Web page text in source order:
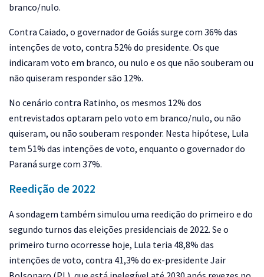
branco/nulo.
Contra Caiado, o governador de Goiás surge com 36% das
intenções de voto, contra 52% do presidente. Os que
indicaram voto em branco, ou nulo e os que não souberam ou
não quiseram responder são 12%.
No cenário contra Ratinho, os mesmos 12% dos
entrevistados optaram pelo voto em branco/nulo, ou não
quiseram, ou não souberam responder. Nesta hipótese, Lula
tem 51% das intenções de voto, enquanto o governador do
Paraná surge com 37%.
Reedição de 2022
A sondagem também simulou uma reedição do primeiro e do
segundo turnos das eleições presidenciais de 2022. Se o
primeiro turno ocorresse hoje, Lula teria 48,8% das
intenções de voto, contra 41,3% do ex-presidente Jair